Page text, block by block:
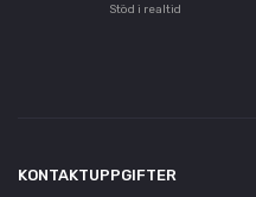
Stöd i realtid
KONTAKTUPPGIFTER